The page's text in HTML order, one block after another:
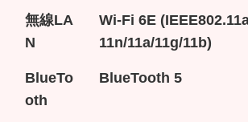
無線LA
N
Wi-Fi 6E
11n/11a/11g/11b)
BlueTo
oth
BlueTooth 5